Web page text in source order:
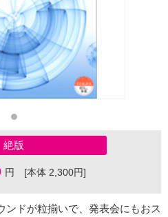
絶版
円 [本体 2,300円]
ンドが粒揃いで、発表会にもおス